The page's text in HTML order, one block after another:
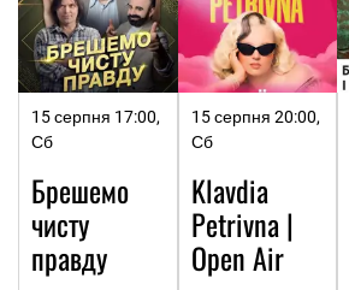
15 серпня 17:00,
Сб
Брешемо
чисту
правду
15 серпня 20:00,
Сб
Klavdia
Petrivna |
Open Air